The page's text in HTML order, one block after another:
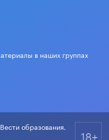
в наших группах
образования.
18+